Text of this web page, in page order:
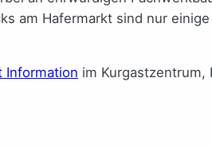
am Hafermarkt sind nur
Information im Kurgastzentrum,